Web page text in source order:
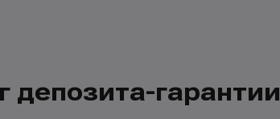
депозита-гарантии